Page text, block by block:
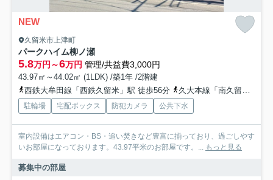
NEW
久留米市上津町
パークハイム柳ノ瀬
5.8万円～6万円 管理/共益費3,000円
43.97㎡～44.02㎡ (1LDK) /築1年 /2階建
西鉄大牟田線「西鉄久留米」駅 徒歩56分
久大本線「南久留米」駅 徒歩44分
駐輪場 宅配ボックス 防犯カメラ 公共下水
室内設備はエアコン・BS・追い焚きなど豊富に揃っており、過ごしやす
いお部屋になっております。43.97平米のお部屋です。...
もっと見る
募集中の部屋